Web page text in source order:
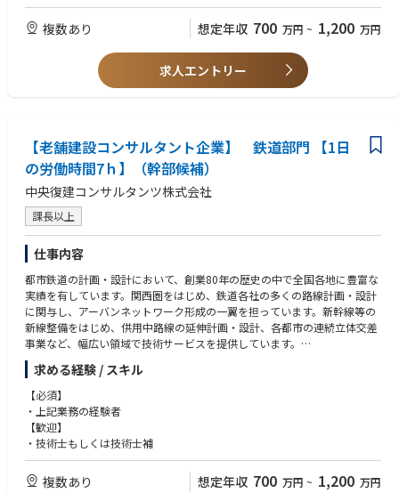
複数あり 想定年収 700 万円 ~ 1,200 万円
求人エントリー
【老舗建設コンサルタント企業】 鉄道部門 【1日
の労働時間7ｈ】（幹部候補）
中央復建コンサルタンツ株式会社
課長以上
仕事内容
都市鉄道の計画・設計において、創業80年の歴史の中で全国各地に豊富な
実績を有しています。関西圏をはじめ、鉄道各社の多くの路線計画・設計
に関与し、アーバンネットワーク形成の一翼を担っています。新幹線等の
新線整備をはじめ、供用中路線の延伸計画・設計、各都市の連続立体交差
事業など、幅広い領域で技術サービスを提供しています。
※業務経験、保有資格、プロポーザル等での受注実績等を考慮の上、決定
されます。詳しくは担当コンサルタントにお尋ねください。
求める経験 / スキル
【必須】
・上記業務の経験者
【歓迎】
・技術士もしくは技術士補
複数あり 想定年収 700 万円 ~ 1,200 万円